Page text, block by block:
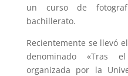
un curso de
bachillerato.
Recientemente se llevó
denominado «Tras
organizada por la